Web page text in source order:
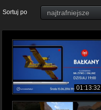
Sortuj po
01:13:32